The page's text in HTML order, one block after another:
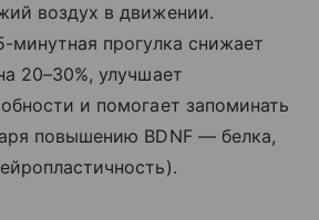
воздух в движении.
минутная прогулка снижает
20–30%, улучшает
и помогает запоминать
повышению BDNF — белка,